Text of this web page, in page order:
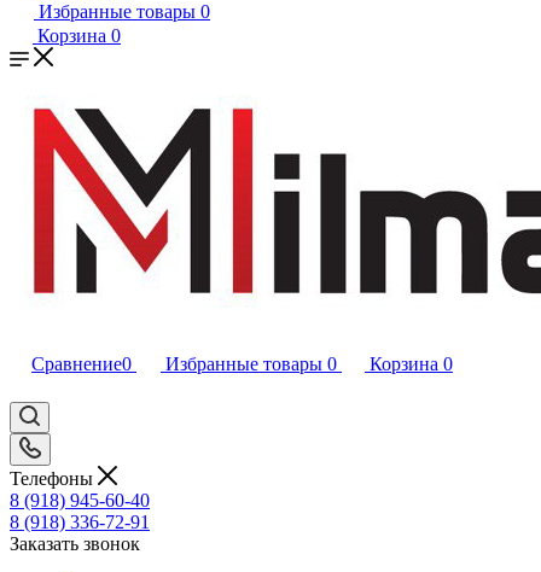
Избранные товары 0
Корзина 0
Сравнение0 Избранные товары 0 Корзина 0
Телефоны
8 (918) 945-60-40
8 (918) 336-72-91
Заказать звонок